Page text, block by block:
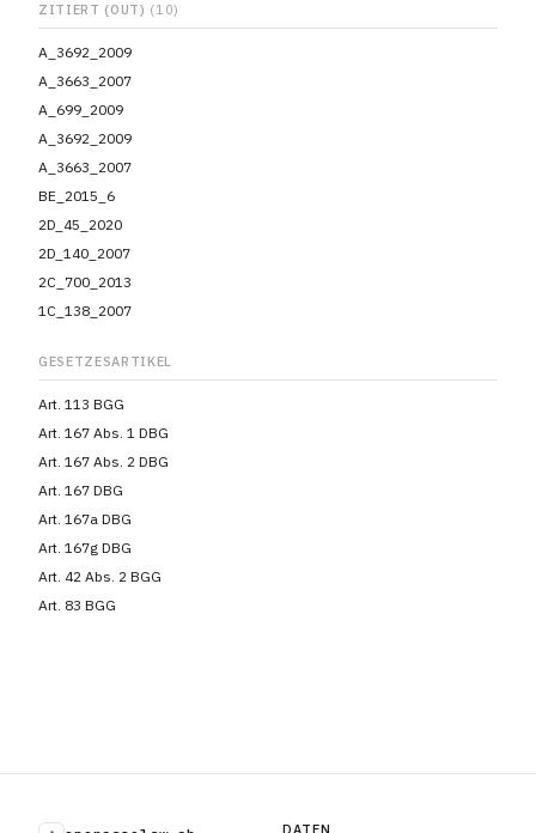
ZITIERT (OUT) (10)
A_3692_2009
A_3663_2007
A_699_2009
A_3692_2009
A_3663_2007
BE_2015_6
2D_45_2020
2D_140_2007
2C_700_2013
1C_138_2007
GESETZESARTIKEL
Art. 113 BGG
Art. 167 Abs. 1 DBG
Art. 167 Abs. 2 DBG
Art. 167 DBG
Art. 167a DBG
Art. 167g DBG
Art. 42 Abs. 2 BGG
Art. 83 BGG
DATEN